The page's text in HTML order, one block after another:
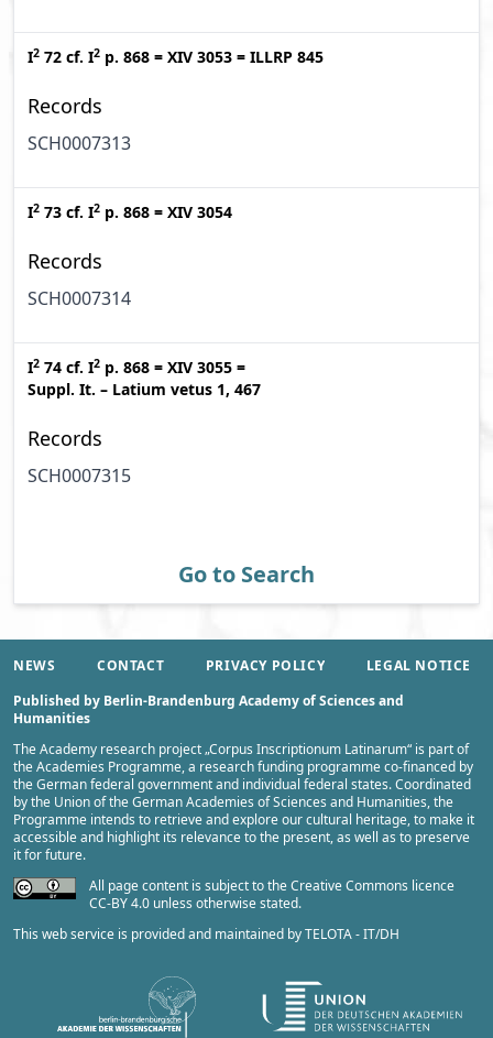
I2 72 cf. I2 p. 868 = XIV 3053 = ILLRP 845
Records
SCH0007313
I2 73 cf. I2 p. 868 = XIV 3054
Records
SCH0007314
I2 74 cf. I2 p. 868 = XIV 3055 =
Suppl. It. – Latium vetus 1, 467
Records
SCH0007315
Go to Search
NEWS CONTACT PRIVACY POLICY
LEGAL NOTICE
Published by Berlin-Brandenburg Academy of Sciences and
Humanities
The Academy research project „Corpus Inscriptionum Latinarum“ is part of
theAcademies Programme, a research funding programme co-financed by
the German federal government and individual federal states. Coordinated
by the Union of the German Academies of Sciences and Humanities, the
Programme intends to retrieve and explore our cultural heritage, to make it
accessible and highlight its relevance to the present, as well as to preserve
it for future.
All page content is subject to the Creative Commons licence
CC-BY 4.0 unless otherwise stated.
This web service is provided and maintained byTELOTA - IT/DH